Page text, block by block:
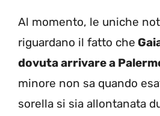
Al momento, le uniche
riguardano il fatto che
dovuta arrivare a
minore non sa quando
sorella si sia allontanata